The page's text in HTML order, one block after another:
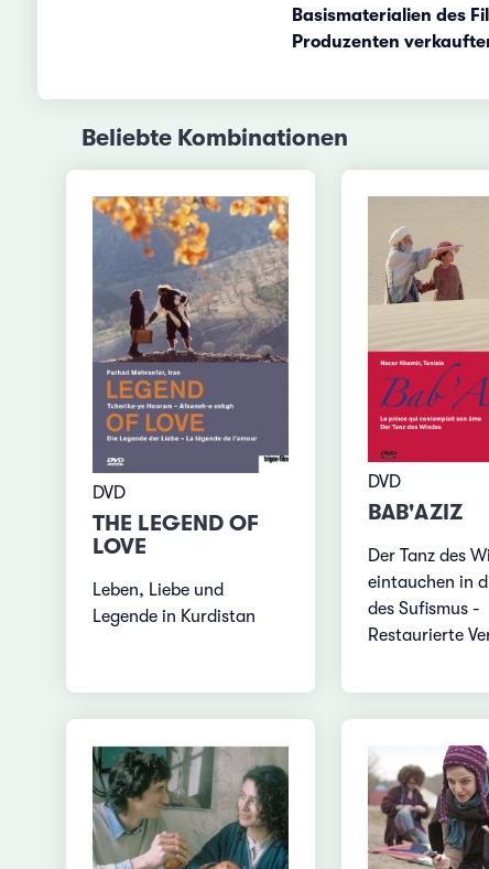
Basismaterialien des
Produzenten
Beliebte Kombinationen
DVD
THE LEGEND OF
LOVE
Leben, Liebe und
Legende in Kurdistan
DVD
BAB'AZIZ
Der Tanz des
eintauchen in
des Sufismus -
Restaurierte